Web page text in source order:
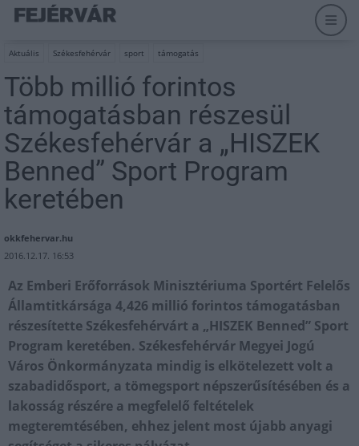
Aktuális Székesfehérvár sport támogatás
Több millió forintos
támogatásban részesül
Székesfehérvár a „HISZEK
Benned” Sport Program
keretében
okkfehervar.hu
2016.12.17. 16:53
Az Emberi Erőforrások Minisztériuma Sportért Felelős
Államtitkársága 4,426 millió forintos támogatásban
részesítette Székesfehérvárt a „HISZEK Benned” Sport
Program keretében. Székesfehérvár Megyei Jogú
Város Önkormányzata mindig is elkötelezett volt a
szabadidősport, a tömegsport népszerűsítésében és a
lakosság részére a megfelelő feltételek
megteremtésében, ehhez jelent most újabb anyagi